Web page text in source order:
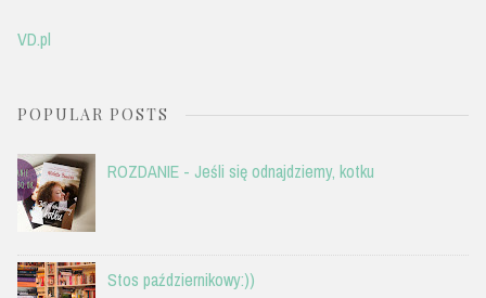
VD.pl
POPULAR POSTS
ROZDANIE - Jeśli się odnajdziemy, kotku
Stos październikowy:))